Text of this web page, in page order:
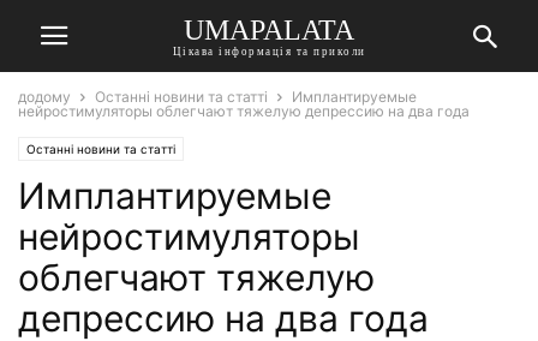
UMAPALATA
Цікава інформація та приколи
додому Останні новини та статті
Имплантируемые
нейростимуляторы облегчают тяжелую депрессию на два года
Останні новини та статті
Имплантируемые
нейростимуляторы
облегчают тяжелую
депрессию на два года